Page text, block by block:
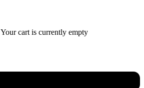
Your cart is currently empty